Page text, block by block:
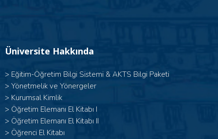
Üniversite Hakkında
> Eğitim-Öğretim Bilgi Sistemi & AKTS Bilgi Paketi
> Yönetmelik ve Yönergeler
> Kurumsal Kimlik
> Öğretim Elemanı El Kitabı I
> Öğretim Elemanı El Kitabı II
> Öğrenci El Kitabı